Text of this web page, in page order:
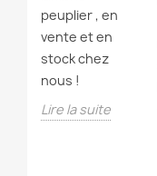
peuplier , en
vente et en
stock chez
nous !
Lire la suite